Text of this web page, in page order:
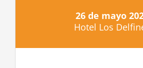
26 de mayo
Hotel Los